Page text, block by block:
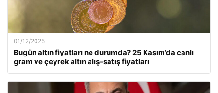
01/12/2025
Bugün altın fiyatları ne durumda? 25 Kasım’da canlı
gram ve çeyrek altın alış-satış fiyatları